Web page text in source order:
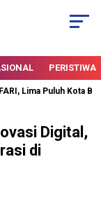
PERISTIWA
Lima Puluh Kota
Digital,
di